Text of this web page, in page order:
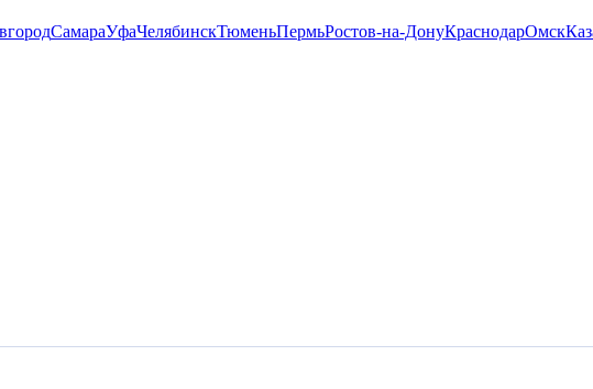
СамараУфаЧелябинскТюменьПермьРостов-на-ДонуКраснодарОмск